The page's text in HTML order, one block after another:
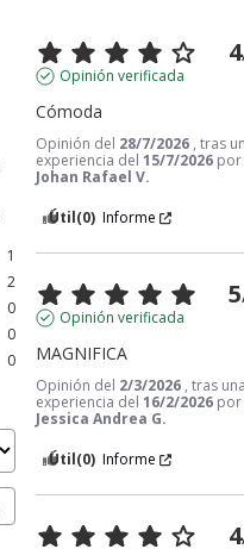
1
2
0
0
0
4
Opinión verificada
Cómoda
Opinión del 28/7/2026 , tras
experiencia del15/7/2026 por
Johan Rafael V.
Útil(0) Informe
5
Opinión verificada
MAGNIFICA
Opinión del 2/3/2026 , tras
experiencia del16/2/2026 por
Jessica Andrea G.
Útil(0) Informe
4